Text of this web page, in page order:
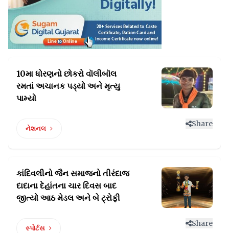
10મા ધોરણનો છોકરો વૉલીબૉલ
રમતાં અચાનક પડ્યો અને મૃત્યુ
પામ્યો
નેશનલ
Share
કાંદિવલીનો જૈન સમાજનો તીરંદાજ
દાદાના દેહાંતના ચાર દિવસ બાદ
જીત્યો આઠ મેડલ અને બે ટ્રોફી
સ્પોર્ટસ
Share